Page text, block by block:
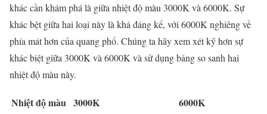
khác cần khám phá là giữa nhiệt độ màu 3000K và 6000K. Sự
khác bệt giữa hai loại này là khá đáng kể, với 6000K nghiêng về
phía mát hơn của quang phổ. Chúng ta hãy xem xét kỹ hơn sự
khác biệt giữa 3000K và 6000K và sử dụng bảng so sanh hai
nhiệt độ màu này.
Nhiệt độ màu 3000K 6000K